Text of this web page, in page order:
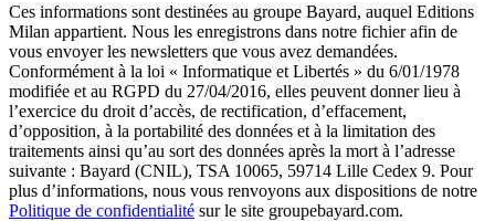
Ces informations sont destinées au groupe Bayard, auquel Editions
Milan appartient. Nous les enregistrons dans notre fichier afin de
vous envoyer les newsletters que vous avez demandées.
Conformément à la loi « Informatique et Libertés » du 6/01/1978
modifiée et au RGPD du 27/04/2016, elles peuvent donner lieu à
l’exercice du droit d’accès, de rectification, d’effacement,
d’opposition, à la portabilité des données et à la limitation des
traitements ainsi qu’au sort des données après la mort à l’adresse
suivante : Bayard (CNIL), TSA 10065, 59714 Lille Cedex 9. Pour
plus d’informations, nous vous renvoyons aux dispositions de notre
Politique de confidentialité sur le site groupebayard.com.